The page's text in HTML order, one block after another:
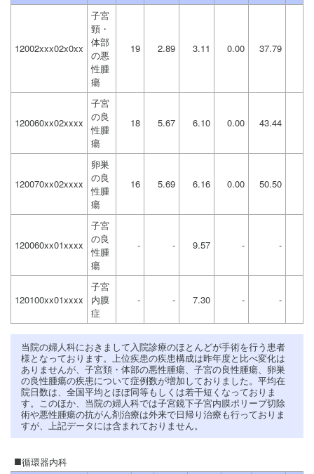
12002xxx02x0xx
子宮
頸・
体部
の悪
性腫
瘍
19 2.89 3.11 0.00 37.79
120060xx02xxxx
子宮
の良
性腫
瘍
18 5.67 6.10 0.00 43.44
120070xx02xxxx
卵巣
の良
性腫
瘍
16 5.69 6.16 0.00 50.50
120060xx01xxxx
子宮
の良
性腫
瘍
- - 9.57 - -
120100xx01xxxx
子宮
内膜
症
- - 7.30 - -
当院の婦人科におきまして入院診療のほとんどが手術を行う患者
様となっております。上位疾患の疾患構成は昨年度と比べ変化は
ありませんが、子宮頚・体部の悪性腫瘍、子宮の良性腫瘍、卵巣
の良性腫瘍の疾患について症例数が増加しておりました。平均在
院日数は、全国平均とほぼ同等もしくは若干短くなっておりま
す。このほか、当院の婦人科では子宮鏡下子宮内膜ポリープ切除
術や悪性腫瘍の抗がん剤治療は外来で日帰り治療も行っておりま
すが、上記データには含まれておりません。
循環器内科